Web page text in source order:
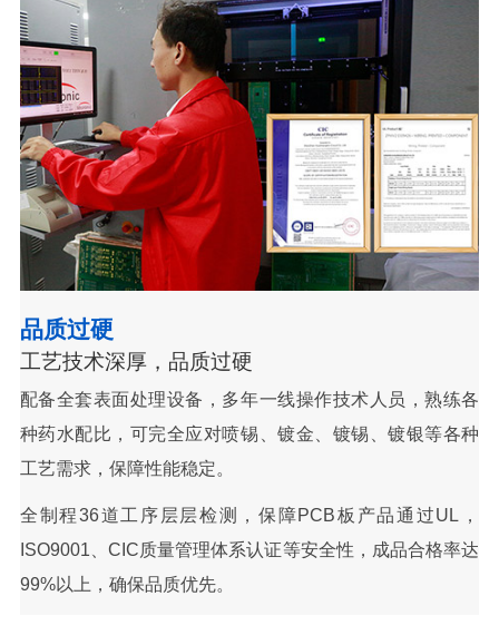
品质过硬
工艺技术深厚，品质过硬
配备全套表面处理设备，多年一线操作技术人员，熟练各
种药水配比，可完全应对喷锡、镀金、镀锡、镀银等各种
工艺需求，保障性能稳定。
全制程36道工序层层检测，保障PCB板产品通过UL，
ISO9001、CIC质量管理体系认证等安全性，成品合格率达
99%以上，确保品质优先。